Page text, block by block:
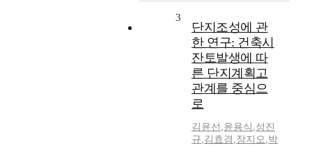
3
단지조성에 관
한 연구: 건축시
잔토발생에 따
른 단지계획고
관계를 중심으
로
김윤선 ,윤용식 ,성진
규,김효경 ,장지오,박